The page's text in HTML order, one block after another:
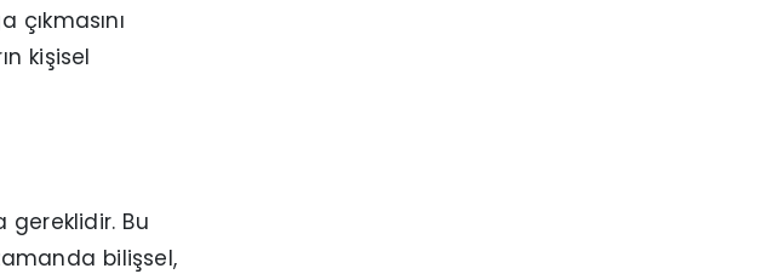
kişisel
gereklidir. Bu
bilişsel,